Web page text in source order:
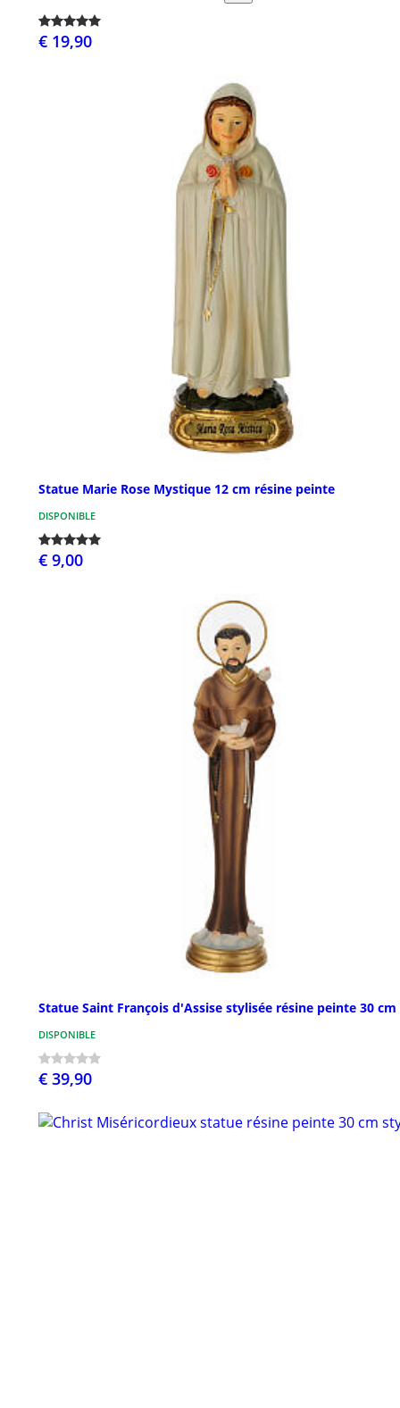
€ 19,90
Statue Marie Rose Mystique 12 cm résine peinte
DISPONIBLE
€ 9,00
Statue Saint François d'Assise stylisée résine peinte 30 cm
DISPONIBLE
€ 39,90